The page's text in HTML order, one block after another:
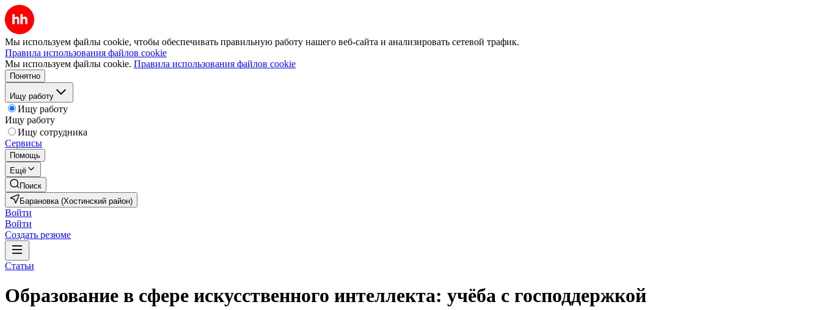
Мы используем файлы cookie, чтобы обеспечивать правильную работу нашего веб-сайта и анализировать сетевой трафик.
Правила использования файлов cookie
Мы используем файлы cookie. Правила использования файлов cookie
Понятно
Ищу работу
Ищу работу
Ищу работу
Ищу сотрудника
Сервисы
Помощь
Ещё
Поиск
Барановка (Хостинский район)
Войти
Войти
Создать резюме
Статьи
Образование в сфере искусственного интеллекта: учёба с господдержкой